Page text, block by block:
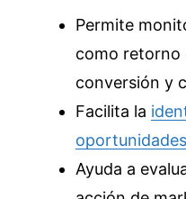
Permite
como retorno
conversión y
Facilita la
Ayuda a